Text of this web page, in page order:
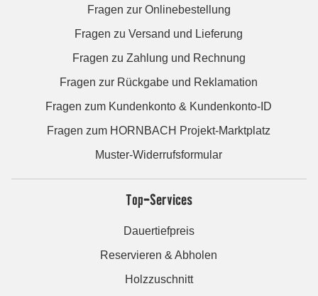
Fragen zur Onlinebestellung
Fragen zu Versand und Lieferung
Fragen zu Zahlung und Rechnung
Fragen zur Rückgabe und Reklamation
Fragen zum Kundenkonto & Kundenkonto-ID
Fragen zum HORNBACH Projekt-Marktplatz
Muster-Widerrufsformular
Top-Services
Dauertiefpreis
Reservieren & Abholen
Holzzuschnitt